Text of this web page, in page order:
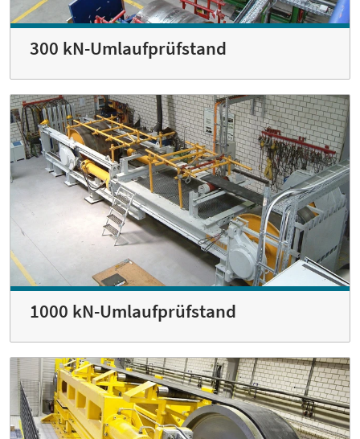
300 kN-Umlaufprüfstand
1000 kN-Umlaufprüfstand